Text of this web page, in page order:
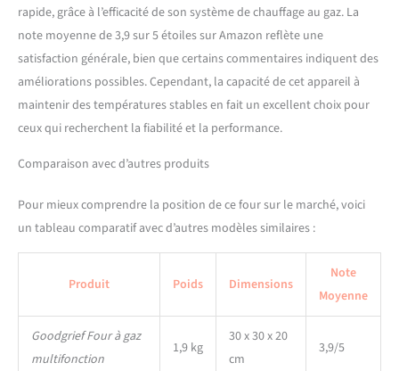
rapide, grâce à l’efficacité de son système de chauffage au gaz. La
note moyenne de 3,9 sur 5 étoiles sur Amazon reflète une
satisfaction générale, bien que certains commentaires indiquent des
améliorations possibles. Cependant, la capacité de cet appareil à
maintenir des températures stables en fait un excellent choix pour
ceux qui recherchent la fiabilité et la performance.
Comparaison avec d’autres produits
Pour mieux comprendre la position de ce four sur le marché, voici
un tableau comparatif avec d’autres modèles similaires :
Produit Poids Dimensions
Note
Moyenne
Goodgrief Four à gaz
multifonction
1,9 kg
30 x 30 x 20
cm
3,9/5